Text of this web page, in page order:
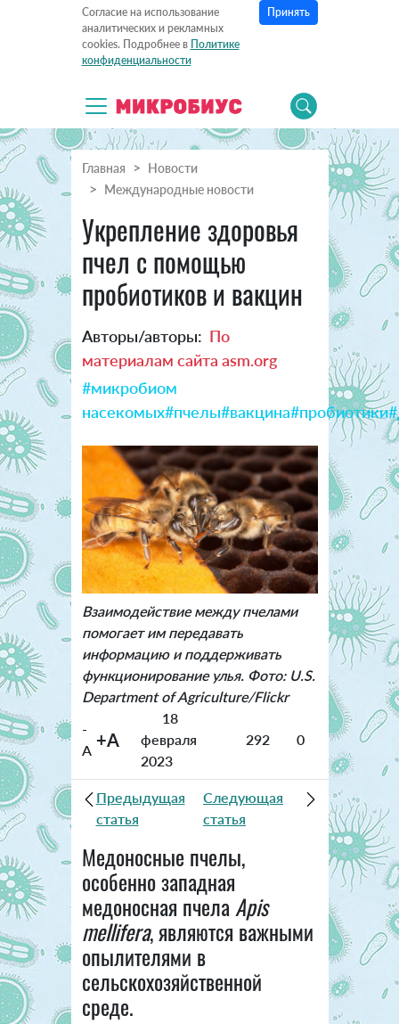
Согласие на использование
аналитических и рекламных
cookies. Подробнее в Политике
конфиденциальности
Принять
Главная
Новости
Международные новости
Укрепление здоровья
пчел с помощью
пробиотиков и вакцин
Авторы/авторы: По
материалам сайта asm.org
#микробиом
насекомых#пчелы#вакцина#пробиотики
Взаимодействие между пчелами
помогает им передавать
информацию и поддерживать
функционирование улья. Фото: U.S.
Department of Agriculture/Flickr
-
A +A
18
февраля
2023
292 0
Предыдущая
статья
Следующая
статья
Медоносные пчелы,
особенно западная
медоносная пчелаApis
mellifera, являются важными
опылителями в
сельскохозяйственной
среде.